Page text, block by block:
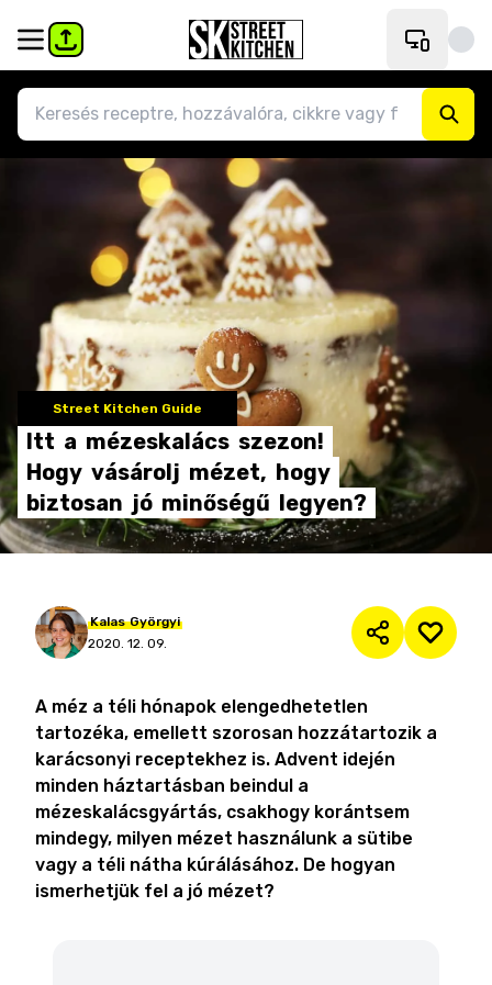
Street Kitchen Guide
Itt a mézeskalács szezon!
Hogy vásárolj mézet, hogy
biztosan jó minőségű legyen?
Kalas Györgyi
2020. 12. 09.
A méz a téli hónapok elengedhetetlen
tartozéka, emellett szorosan hozzátartozik a
karácsonyi receptekhez is. Advent idején
minden háztartásban beindul a
mézeskalácsgyártás, csakhogy korántsem
mindegy, milyen mézet használunk a sütibe
vagy a téli nátha kúrálásához. De hogyan
ismerhetjük fel a jó mézet?